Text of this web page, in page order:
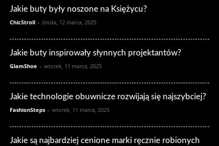
Jakie buty były noszone na Księżycu?
ChicStroll - środa, 12 marca, 2025
Jakie buty inspirowały słynnych projektantów?
GlamShoe - wtorek, 11 marca, 2025
Jakie technologie obuwnicze rozwijają się najszybciej?
FashionSteps - wtorek, 11 marca, 2025
Jakie są najbardziej cenione marki ręcznie robionych